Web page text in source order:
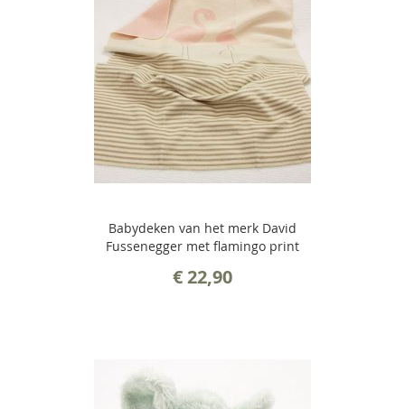
Babydeken van het merk David
Fussenegger met flamingo print
€ 22,90